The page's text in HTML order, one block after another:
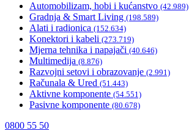
Automobilizam, hobi i kućanstvo (42.989)
Gradnja & Smart Living (198.589)
Alati i radionica (152.634)
Konektori i kabeli (273.719)
Mjerna tehnika i napajači (40.646)
Multimedija (8.876)
Razvojni setovi i obrazovanje (2.991)
Računala & Ured (51.443)
Aktivne komponente (54.551)
Pasivne komponente (80.678)
0800 55 50